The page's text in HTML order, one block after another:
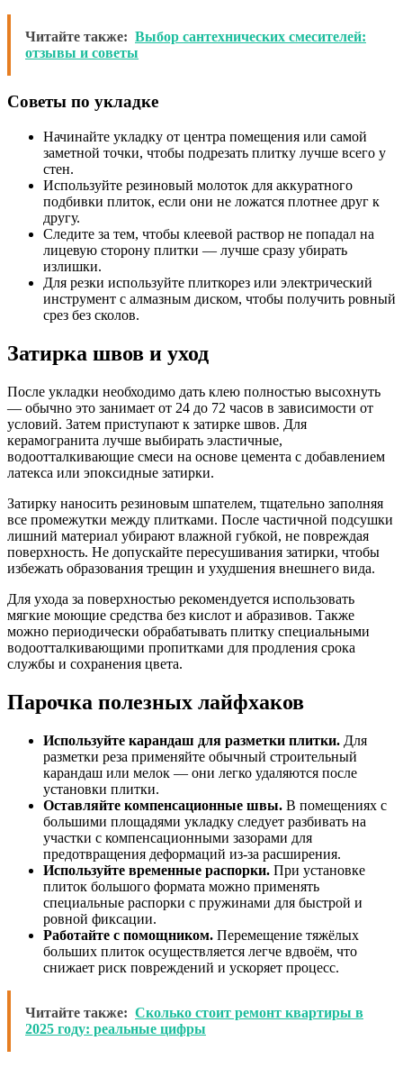
Читайте также: Выбор сантехнических смесителей:
отзывы и советы
Советы по укладке
Начинайте укладку от центра помещения или самой
заметной точки, чтобы подрезать плитку лучше всего у
стен.
Используйте резиновый молоток для аккуратного
подбивки плиток, если они не ложатся плотнее друг к
другу.
Следите за тем, чтобы клеевой раствор не попадал на
лицевую сторону плитки — лучше сразу убирать
излишки.
Для резки используйте плиткорез или электрический
инструмент с алмазным диском, чтобы получить ровный
срез без сколов.
Затирка швов и уход
После укладки необходимо дать клею полностью высохнуть
— обычно это занимает от 24 до 72 часов в зависимости от
условий. Затем приступают к затирке швов. Для
керамогранита лучше выбирать эластичные,
водоотталкивающие смеси на основе цемента с добавлением
латекса или эпоксидные затирки.
Затирку наносить резиновым шпателем, тщательно заполняя
все промежутки между плитками. После частичной подсушки
лишний материал убирают влажной губкой, не повреждая
поверхность. Не допускайте пересушивания затирки, чтобы
избежать образования трещин и ухудшения внешнего вида.
Для ухода за поверхностью рекомендуется использовать
мягкие моющие средства без кислот и абразивов. Также
можно периодически обрабатывать плитку специальными
водоотталкивающими пропитками для продления срока
службы и сохранения цвета.
Парочка полезных лайфхаков
Используйте карандаш для разметки плитки. Для
разметки реза применяйте обычный строительный
карандаш или мелок — они легко удаляются после
установки плитки.
Оставляйте компенсационные швы. В помещениях с
большими площадями укладку следует разбивать на
участки с компенсационными зазорами для
предотвращения деформаций из-за расширения.
Используйте временные распорки. При установке
плиток большого формата можно применять
специальные распорки с пружинами для быстрой и
ровной фиксации.
Работайте с помощником. Перемещение тяжёлых
больших плиток осуществляется легче вдвоём, что
снижает риск повреждений и ускоряет процесс.
Читайте также: Сколько стоит ремонт квартиры в
2025 году: реальные цифры